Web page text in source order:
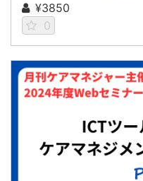
¥3850
0